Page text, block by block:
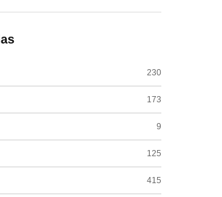
230
173
9
125
415